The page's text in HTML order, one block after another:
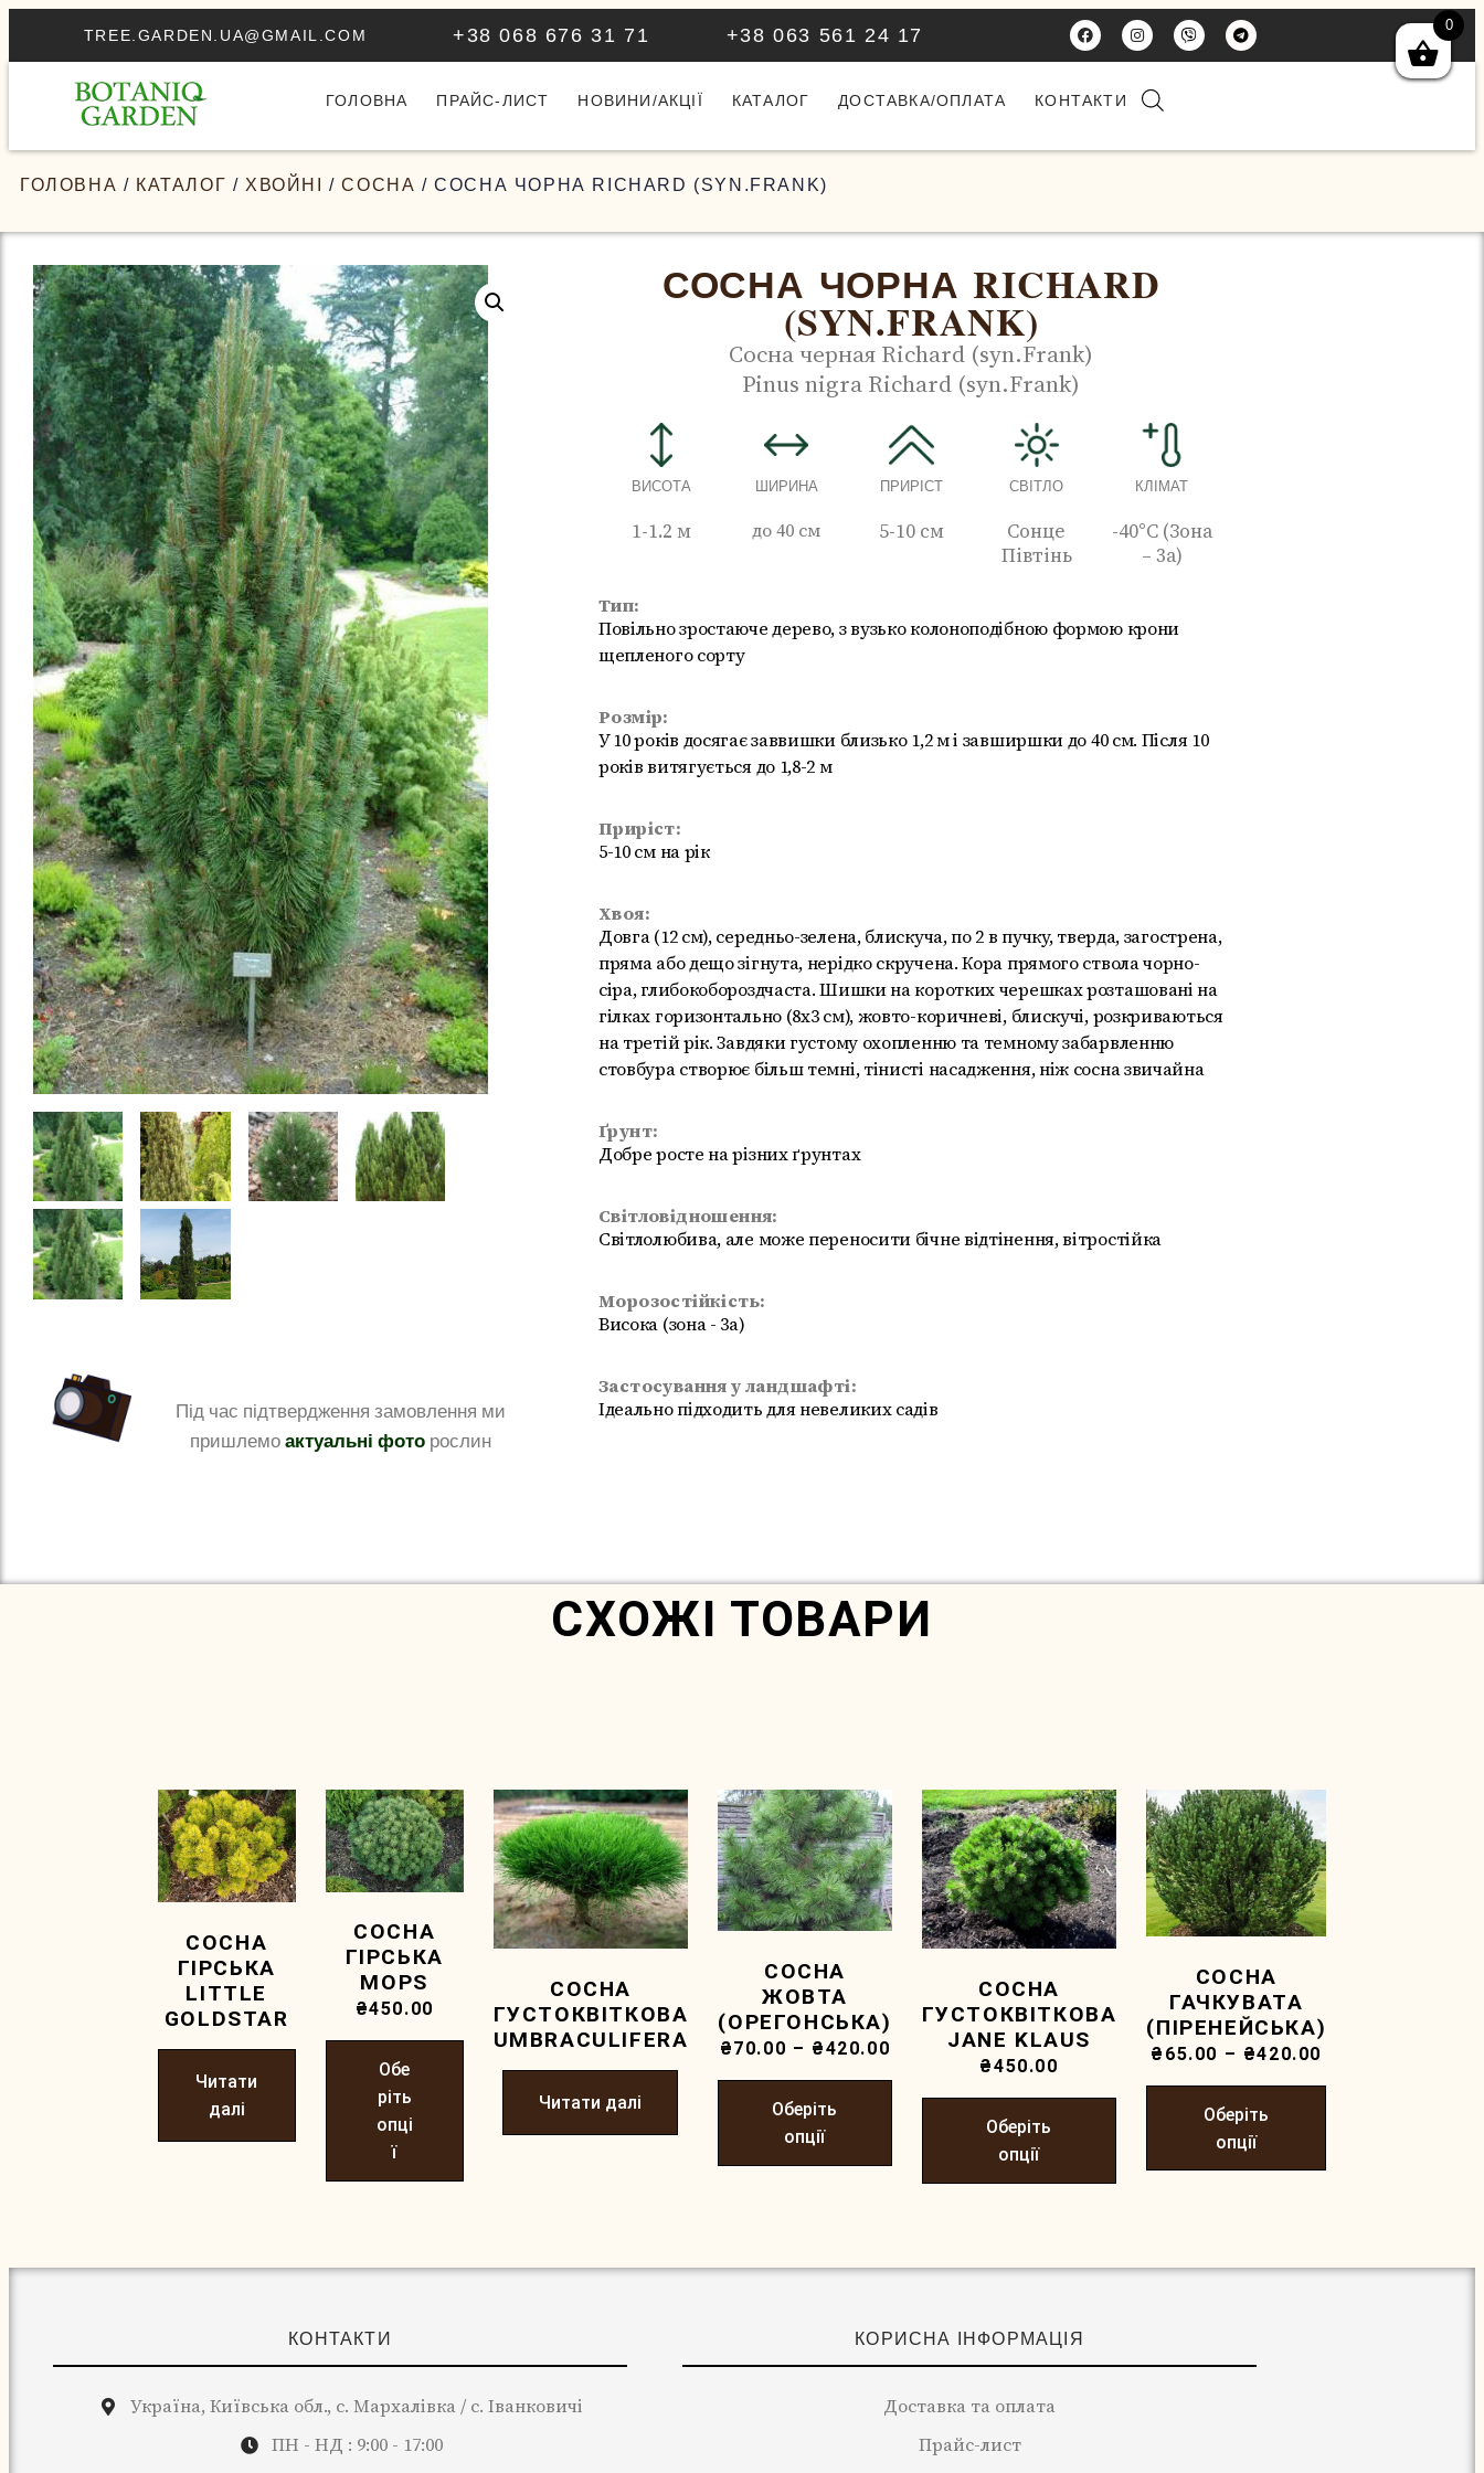
TREE.GARDEN.UA@GMAIL.COM +38 068 676 31 71 +38 063 561 24 17
ГОЛОВНА ПРАЙС-ЛИСТ НОВИНИ/АКЦІЇ КАТАЛОГ ДОСТАВКА/ОПЛАТА КОНТАКТИ
ГОЛОВНА / КАТАЛОГ / ХВОЙНІ /СОСНА / СОСНА ЧОРНА RICHARD (SYN.FRANK)
Під час підтвердження замовлення ми
пришлемоактуальні фоторослин
СОСНА ЧОРНА RICHARD
(SYN.FRANK)
Сосна черная Richard (syn.Frank)
Pinus nigra Richard (syn.Frank)
ВИСОТА
1-1.2 м
ШИРИНА
до 40 см
ПРИРІСТ
5-10 см
СВІТЛО
Сонце
Півтінь
КЛІМАТ
-40°C (Зона
– 3а)
Тип:
Повільно зростаюче дерево, з вузько колоноподібною формою крони
щепленого сорту
Розмір:
У 10 років досягає заввишки близько 1,2 м і завширшки до 40 см. Після 10
років витягується до 1,8-2 м
Приріст:
5-10 см на рік
Хвоя:
Довга (12 см), середньо-зелена, блискуча, по 2 в пучку, тверда, загострена,
пряма або дещо зігнута, нерідко скручена. Кора прямого ствола чорно-
сіра, глибокобороздчаста. Шишки на коротких черешках розташовані на
гілках горизонтально (8х3 см), жовто-коричневі, блискучі, розкриваються
на третій рік. Завдяки густому охопленню та темному забарвленню
стовбура створює більш темні, тінисті насадження, ніж сосна звичайна
Ґрунт:
Добре росте на різних ґрунтах
Світловідношення:
Світлолюбива, але може переносити бічне відтінення, вітростійка
Морозостійкість:
Висока (зона - 3а)
Застосування у ландшафті:
Ідеально підходить для невеликих садів
СХОЖІ ТОВАРИ
СОСНА
ГІРСЬКА
LITTLE
GOLDSTAR
Читати
далі
СОСНА
ГІРСЬКА
MOPS
₴450.00
Обе
ріть
опці
ї
СОСНА
ГУСТОКВIТКОВА
UMBRACULIFERA
Читати далі
СОСНА
ЖОВТА
(ОРЕГОНСЬКА)
₴70.00 – ₴420.00
Оберіть
опції
СОСНА
ГУСТОКВIТКОВА
JANE KLAUS
₴450.00
Оберіть
опції
СОСНА
ГАЧКУВАТА
(ПІРЕНЕЙСЬКА)
₴ 65.00 – ₴420.00
Оберіть
опції
КОНТАКТИ
Україна, Київська обл., с. Мархалівка / с. Іванковичі
ПН - НД : 9:00 - 17:00
КОРИСНА ІНФОРМАЦІЯ
Доставка та оплата
Прайс-лист
0